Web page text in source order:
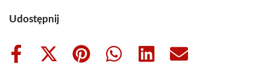
Udostępnij
Share
Share
Share
Share
Share
Share